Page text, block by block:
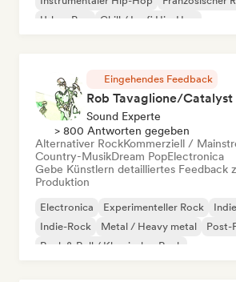
Urban Pop
Chill / Lo-fi Hip-Hop
Eingehendes Feedback
Rob Tavaglione/Catalyst
Sound Experte
> 800 Antworten gegeben
Alternativer RockKommerziell /
Country-MusikDream PopElectronica
Gebe Künstlern detailliertes Feedback
Produktion
Electronica Experimenteller Rock
Indie-Rock
Metal / Heavy metal
Post-
Rock & Roll / Klassischer Rock